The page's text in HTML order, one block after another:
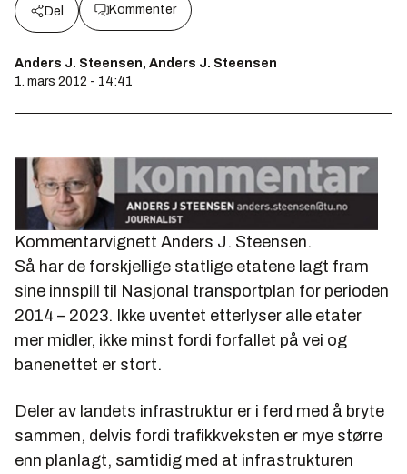
Del Kommenter
Anders J. Steensen, Anders J. Steensen
1. mars 2012 - 14:41
Kommentarvignett Anders J. Steensen.
Så har de forskjellige statlige etatene lagt fram
sine innspill til Nasjonal transportplan for perioden
2014 – 2023. Ikke uventet etterlyser alle etater
mer midler, ikke minst fordi forfallet på vei og
banenettet er stort.
Deler av landets infrastruktur er i ferd med å bryte
sammen, delvis fordi trafikkveksten er mye større
enn planlagt, samtidig med at infrastrukturen